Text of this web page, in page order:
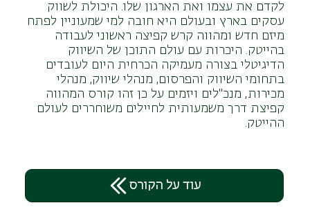
עוד על הקורס
לקדם את עצמו ואת הארגון שלו. היכולת לשווק
עסקים בארץ ובעולם היא חובה למי שמעוניין לפתח
מיזם חדש ומהווה קרש קפיצה ראשוני לעבודה
בהייטק. היכרות עם עולם התוכן של השיווק
הדיגיטלי בצורה מעמיקה הכרחית היום לעובדים
בתחומי השיווק והפרסום, מנהלי שיווק, מנהלי
מכירות, מנכ"לים ויזמים על כן זהו קורס המהווה
קפיצת דרך משמעותית לחיילים משוחררים לעולם
ההייטק.